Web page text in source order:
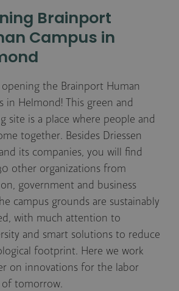
Brainport
Campus in
opening the Brainport Human
in Helmond! This green and
site is a place where people and
together. Besides Driessen
its companies, you will find
other organizations from
government and business
campus grounds are sustainably
with much attention to
and smart solutions to reduce
footprint. Here we work
on innovations for the labor
of tomorrow.